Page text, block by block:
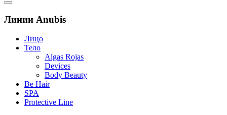
Линии Anubis
Лицо
Тело
Algas Rojas
Devices
Body Beauty
Be Hair
SPA
Protective Line